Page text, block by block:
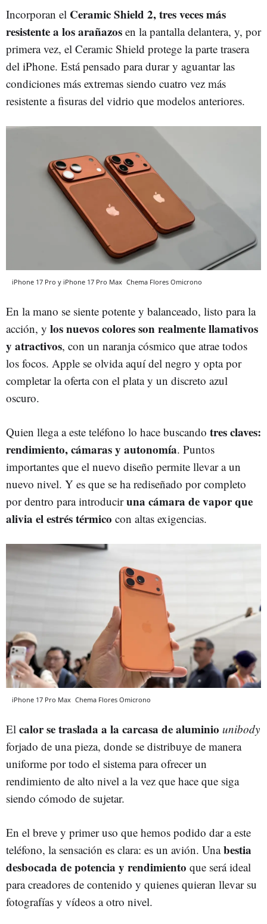
Incorporan el Ceramic Shield 2, tres veces más
resistente a los arañazos en la pantalla delantera, y, por
primera vez, el Ceramic Shield protege la parte trasera
del iPhone. Está pensado para durar y aguantar las
condiciones más extremas siendo cuatro vez más
resistente a fisuras del vidrio que modelos anteriores.
iPhone 17 Pro y iPhone 17 Pro Max Chema Flores Omicrono
En la mano se siente potente y balanceado, listo para la
acción, y los nuevos colores son realmente llamativos
y atractivos, con un naranja cósmico que atrae todos
los focos. Apple se olvida aquí del negro y opta por
completar la oferta con el plata y un discreto azul
oscuro.
Quien llega a este teléfono lo hace buscando tres claves:
rendimiento, cámaras y autonomía. Puntos
importantes que el nuevo diseño permite llevar a un
nuevo nivel. Y es que se ha rediseñado por completo
por dentro para introduciruna cámara de vapor que
alivia el estrés térmico con altas exigencias.
iPhone 17 Pro Max Chema Flores Omicrono
El calor se traslada a la carcasa de aluminio unibody
forjado de una pieza, donde se distribuye de manera
uniforme por todo el sistema para ofrecer un
rendimiento de alto nivel a la vez que hace que siga
siendo cómodo de sujetar.
En el breve y primer uso que hemos podido dar a este
teléfono, la sensación es clara: es un avión. Unabestia
desbocada de potencia y rendimiento que será ideal
para creadores de contenido y quienes quieran llevar su
fotografías y vídeos a otro nivel.